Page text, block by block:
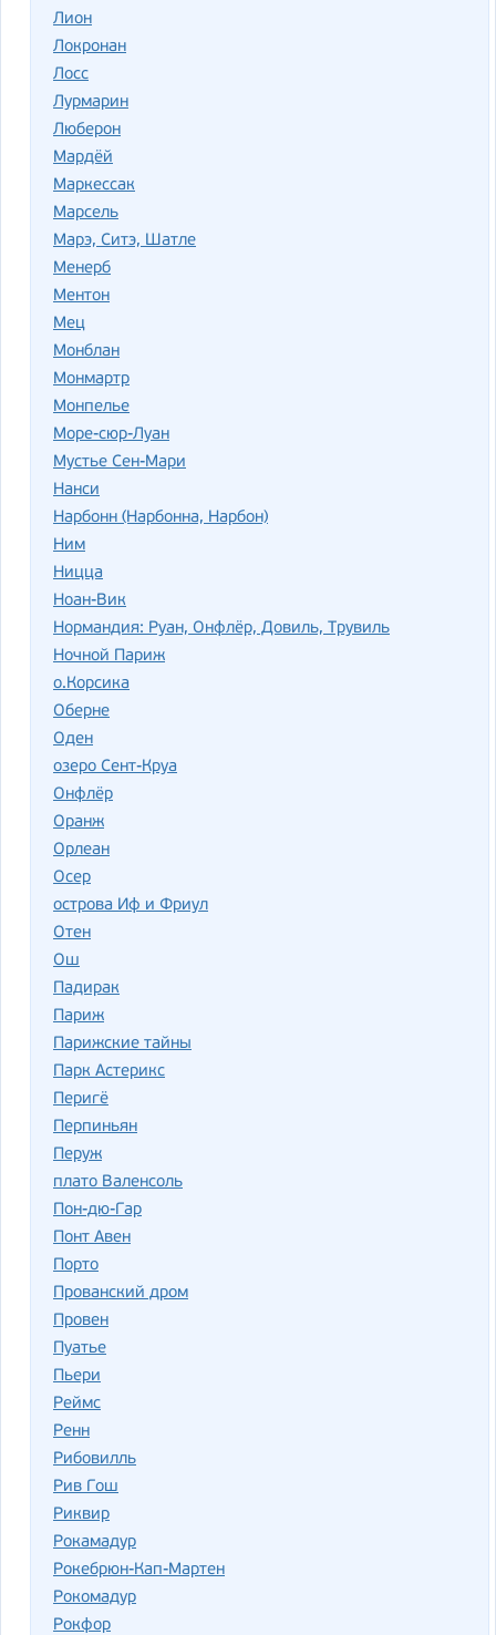
Лион
Локронан
Лосс
Лурмарин
Люберон
Мардёй
Маркессак
Марсель
Марэ, Ситэ, Шатле
Менерб
Ментон
Мец
Монблан
Монмартр
Монпелье
Море-сюр-Луан
Мустье Сен-Мари
Нанси
Нарбонн (Нарбонна, Нарбон)
Ним
Ницца
Ноан-Вик
Нормандия: Руан, Онфлёр, Довиль, Трувиль
Ночной Париж
о.Корсика
Оберне
Оден
озеро Сент-Круа
Онфлёр
Оранж
Орлеан
Осер
острова Иф и Фриул
Отен
Ош
Падирак
Париж
Парижские тайны
Парк Астерикс
Перигё
Перпиньян
Перуж
плато Валенсоль
Пон-дю-Гар
Понт Авен
Порто
Прованский дром
Провен
Пуатье
Пьери
Реймс
Ренн
Рибовилль
Рив Гош
Риквир
Рокамадур
Рокебрюн-Кап-Мартен
Рокомадур
Рокфор